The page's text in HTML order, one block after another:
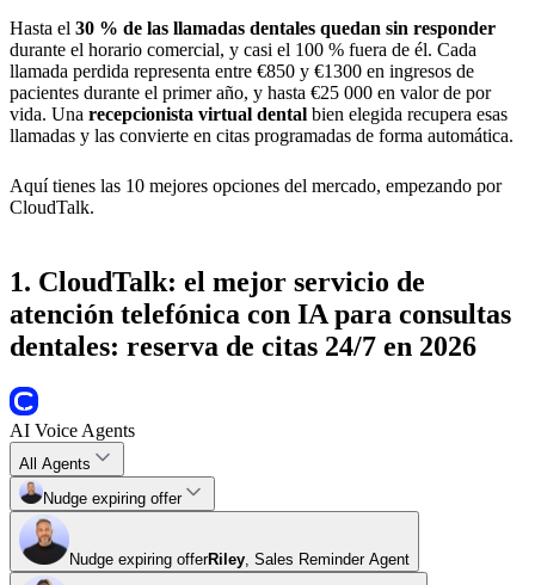
Hasta el 30 % de las llamadas dentales quedan sin responder
durante el horario comercial, y casi el 100 % fuera de él. Cada
llamada perdida representa entre €850 y €1300 en ingresos de
pacientes durante el primer año, y hasta €25 000 en valor de por
vida. Una recepcionista virtual dental bien elegida recupera esas
llamadas y las convierte en citas programadas de forma automática.
Aquí tienes las 10 mejores opciones del mercado, empezando por
CloudTalk.
1. CloudTalk: el mejor servicio de
atención telefónica con IA para consultas
dentales: reserva de citas 24/7 en 2026
AI Voice Agents
All Agents
Nudge expiring offer
Nudge expiring offerRiley, Sales Reminder Agent